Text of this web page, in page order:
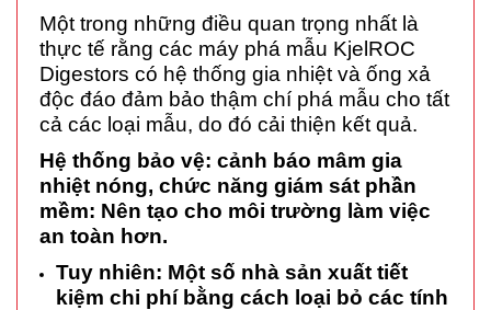
Một trong những điều quan trọng nhất là
thực tế rằng các máy phá mẫu KjelROC
Digestors có hệ thống gia nhiệt và ống xả
độc đáo đảm bảo thậm chí phá mẫu cho tất
cả các loại mẫu, do đó cải thiện kết quả.
Hệ thống bảo vệ: cảnh báo mâm gia
nhiệt nóng, chức năng giám sát phần
mềm: Nên tạo cho môi trường làm việc
an toàn hơn.
Tuy nhiên: Một số nhà sản xuất tiết
kiệm chi phí bằng cách loại bỏ các tính